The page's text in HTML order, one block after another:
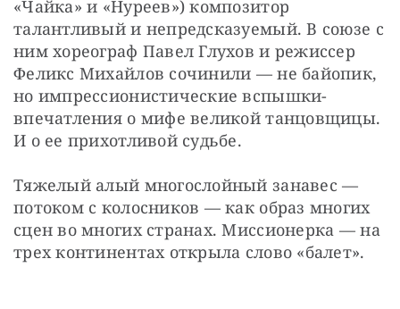
«Чайка» и «Нуреев») композитор
талантливый и непредсказуемый. В союзе с
ним хореограф Павел Глухов и режиссер
Феликс Михайлов сочинили — не байопик,
но импрессионистические вспышки-
впечатления о мифе великой танцовщицы.
И о ее прихотливой судьбе.
Тяжелый алый многослойный занавес —
потоком с колосников — как образ многих
сцен во многих странах. Миссионерка — на
трех континентах открыла слово «балет».